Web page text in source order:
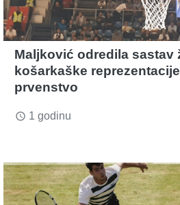
Maljković odredila sastav
košarkaške
prvenstvo
access_time 1 godinu